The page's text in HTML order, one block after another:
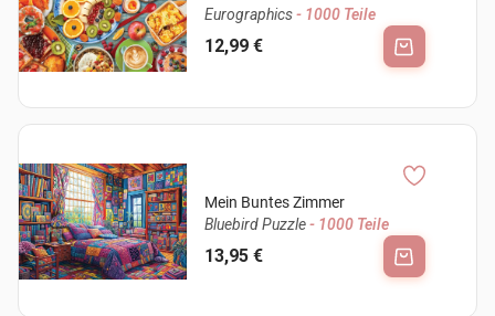
Eurographics- 1000 Teile
12,99 €
Mein Buntes Zimmer
Bluebird Puzzle- 1000 Teile
13,95 €